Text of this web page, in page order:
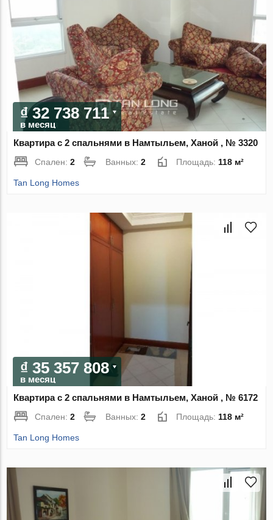
₫ 32 738 711
в месяц
Квартира с 2 спальнями в Намтыльем, Ханой , № 3320
Спален:2 Ванных:2 Площадь: 118 м²
Tan Long Homes
₫ 35 357 808
в месяц
Квартира с 2 спальнями в Намтыльем, Ханой , № 6172
Спален:2 Ванных:2 Площадь: 118 м²
Tan Long Homes